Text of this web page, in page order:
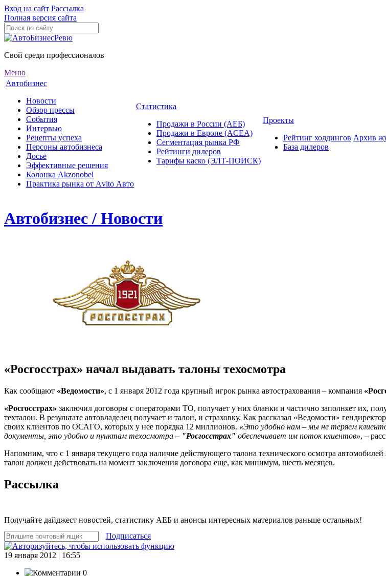
Вход на сайт Рассылка
Полная версия сайта
Свой среди профессионалов
Меню
Автобизнес
Новости
Обзор прессы
События
Интервью
Рецепты успеха
Персоны автобизнеса
Досье
Эффективные решения
Колонка Akzonobel
Практика рынка от Аvito Авто
Статистика
Продажи в России (АЕБ)
Продажи в Европе (ACEA)
Сегментация рынка РФ
Рейтинги дилеров
Тарифы каско (ЭЛТ-ПОИСК)
Проекты
Рейтинг холдингов
База дилеров
Архив
Автобизнес / Новости
«Росгосстрах» начал выдавать талоны техосмотра
Как сообщают «Ведомости», с 1 января 2012 года крупный игрок рынка автострахования – компания
«Росгосстрах» заключил договоры с операторами ТО, получает у них бланки и частично заполняет их,
техталон. В результате автовладелец получает и талон, и страховку. Как рассказал «Ведомости»
своих клиентов по ОСАГО, которых у нее порядка 12 миллионов. «Это удобно нам – мы не теряем
документы, это удобно и пунктам техосмотра – "Росгосстрах" обеспечивает им поток клиентов», –
Напомним, что с 1 января текущего года наличие действующего талона технического осмотра
талон должен действовать на момент заключения договора еще, как минимум, шесть месяцев.
Рассылка
Получайте дайджест новостей, статистику АЕБ и анонсы интересных материалов раньше остальных!
Подписаться
19 января 2012 | 16:55
0